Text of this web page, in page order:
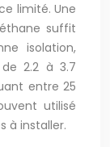
limité. Une
suffit
isolation,
2.2 à 3.7
entre 25
utilisé
à installer.